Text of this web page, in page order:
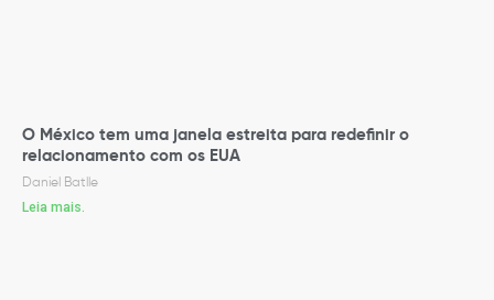
O México tem uma janela estreita para redefinir o
relacionamento com os EUA
Daniel Batlle
Leia mais.